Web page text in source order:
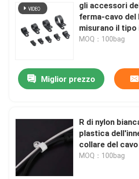
Prodotti
Video
gli accessori
ferma-cavo del
misurano il
plastica
MOQ：100bag
Miglior prezzo
R di nylon
plastica
collare del
cavi
MOQ：100bag